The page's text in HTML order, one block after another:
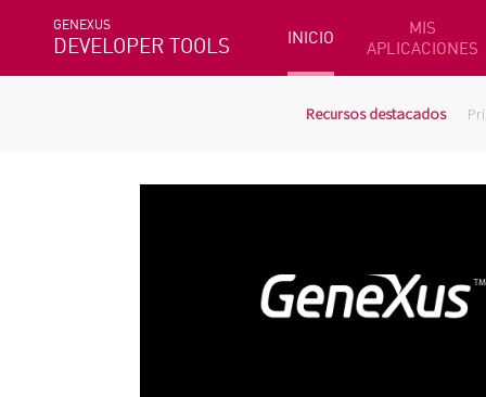
GENEXUS
DEVELOPER TOOLS INICIO
MIS
APLICACIONES
Recursos destacados